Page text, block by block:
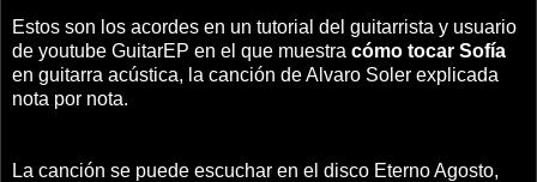
Estos son los acordes en un tutorial del guitarrista y usuario
de youtube GuitarEP en el que muestra cómo tocar Sofía
en guitarra acústica, la canción de Alvaro Soler explicada
nota por nota.
La canción se puede escuchar en el disco Eterno Agosto,